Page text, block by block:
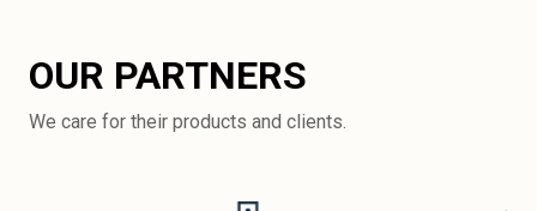
OUR PARTNERS
We care for their products and clients.